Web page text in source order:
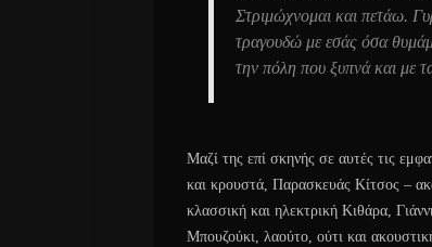
Στριμώχνομαι και πετάω.
τραγουδώ με εσάς όσα
την πόλη που ξυπνά και με
Μαζί της επί σκηνής σε αυτές τις
και κρουστά, Παρασκευάς Κίτσος –
κλασσική και ηλεκτρική Κιθάρα,
Μπουζούκι, λαούτο, ούτι και